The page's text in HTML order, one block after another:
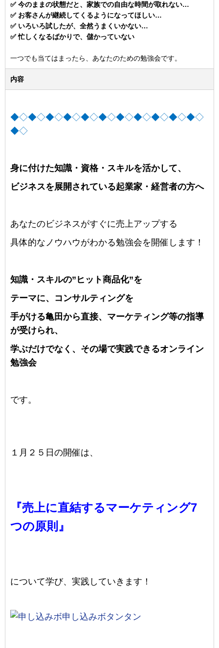
✅ 今のままの状態だと、家族での自由な時間が取れない…
✅ お客さんが継続してくるようになってほしい…
✅ いろいろ試したが、全然うまくいかない…
✅ 忙しくなるばかりで、儲かっていない
一つでも当てはまったら、あなたのための勉強会です。
内容
◆◇◆◇◆◇◆◇◆◇◆◇◆◇◆◇◆◇◆◇◆◇
◆◇
身に付けた知識・資格・スキルを活かして、
ビジネスを展開されている起業家・経営者の方へ
あなたのビジネスがすぐに売上アップする
具体的なノウハウがわかる勉強会を開催します！
知識・スキルの”ヒット商品化”を
テーマに、コンサルティングを
手がける亀田から直接、 マーケティング等の指導
が受けられ、
学ぶだけでなく、その場で実践できるオンライン
勉強会
です。
１月２５日の開催は、
『売上に直結するマーケティング7
つの原則』
について学び、実践していきます！